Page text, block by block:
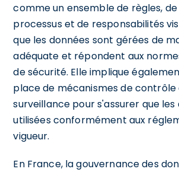
comme un ensemble de règles,
processus et de responsabilités
que les données sont gérées de
adéquate et répondent aux
de sécurité. Elle implique
place de mécanismes de contrôle
surveillance pour s'assurer que les
utilisées conformément aux
vigueur.
En France, la gouvernance des